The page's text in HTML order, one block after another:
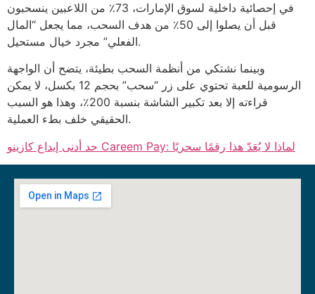
في إحصائية داخلية لسوق الإمارات، 73٪ من اللاعبين ينسحبون
قبل أن يصلوا إلى 50٪ من هدف السحب، مما يجعل “المال
الفعلي” مجرد خيال مستحيل.
وبينما نشتكي من أنظمة السحب بطيئة، يتضح أن الواجهة
الرسومية للعبة تحتوي على زر “سحب” بحجم 12 بكسل، لا يمكن
قراءته إلا بعد تكبير الشاشة بنسبة 200٪، وهذا هو السبب
الحقيقي خلف بطء العملية.
حد أدنى إيداع كازينو Careem Pay: لماذا لا يُعَدّ هذا رقمًا سحريًا